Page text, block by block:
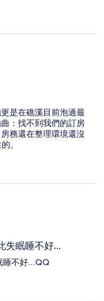
是在礁溪目前泡過最
：找不到我們的訂房
務還在整理環境還沒
。
失眠睡不好...
睡不好...QQ